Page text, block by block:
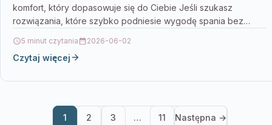
komfort, który dopasowuje się do Ciebie Jeśli szukasz
rozwiązania, które szybko podniesie wygodę spania bez
5 minut czytania 2026-06-02
Czytaj więcej
1 2 3 … 11 Następna →